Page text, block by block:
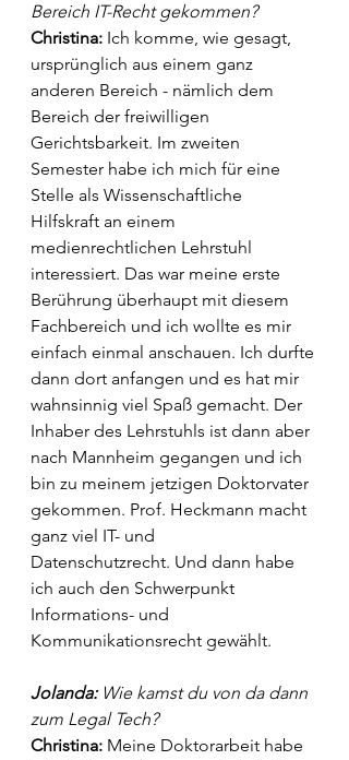
Bereich IT-Recht gekommen?
Christina: Ich komme, wie gesagt,
ursprünglich aus einem ganz
anderen Bereich - nämlich dem
Bereich der freiwilligen
Gerichtsbarkeit. Im zweiten
Semester habe ich mich für eine
Stelle als Wissenschaftliche
Hilfskraft an einem
medienrechtlichen Lehrstuhl
interessiert. Das war meine erste
Berührung überhaupt mit diesem
Fachbereich und ich wollte es mir
einfach einmal anschauen. Ich durfte
dann dort anfangen und es hat mir
wahnsinnig viel Spaß gemacht. Der
Inhaber des Lehrstuhls ist dann aber
nach Mannheim gegangen und ich
bin zu meinem jetzigen Doktorvater
gekommen. Prof. Heckmann macht
ganz viel IT- und
Datenschutzrecht. Und dann habe
ich auch den Schwerpunkt
Informations- und
Kommunikationsrecht gewählt.
Jolanda: Wie kamst du von da dann
zum Legal Tech?
Christina: Meine Doktorarbeit habe